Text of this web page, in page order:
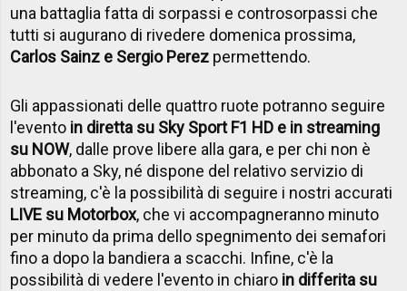
una battaglia fatta di sorpassi e controsorpassi che
tutti si augurano di rivedere domenica prossima,
Carlos Sainz e Sergio Perez permettendo.
Gli appassionati delle quattro ruote potranno seguire
l'evento in diretta su Sky Sport F1 HD e in streaming
su NOW, dalle prove libere alla gara, e per chi non è
abbonato a Sky, né dispone del relativo servizio di
streaming, c'è la possibilità di seguire i nostri accurati
LIVE su Motorbox, che vi accompagneranno minuto
per minuto da prima dello spegnimento dei semafori
fino a dopo la bandiera a scacchi. Infine, c'è la
possibilità di vedere l'evento in chiaro in differita su